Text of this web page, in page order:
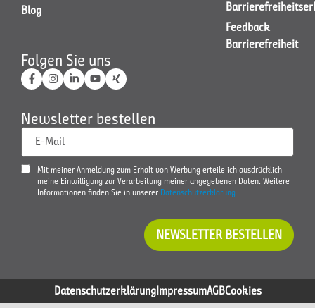
Blog
Feedback
Barrierefreiheit
Folgen Sie uns
Newsletter bestellen
E-Mail
Mit meiner Anmeldung zum Erhalt von Werbung erteile ich ausdrücklich
meine Einwilligung zur Verarbeitung meiner angegebenen Daten. Weitere
Informationen finden Sie in unserer Datenschutzerklärung
NEWSLETTER BESTELLEN
DatenschutzerklärungImpressumAGBCookies